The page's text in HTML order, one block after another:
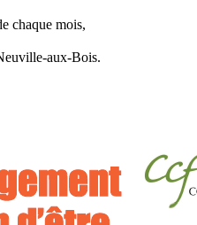
chaque mois,
aux-Bois.